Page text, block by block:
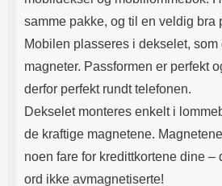
samme pakke, og til en veldig bra
Mobilen plasseres i dekselet, som
magneter. Passformen er perfekt
derfor perfekt rundt telefonen.
Dekselet monteres enkelt i
de kraftige magnetene.
noen fare for kredittkortene dine –
ord ikke avmagnetiserte!